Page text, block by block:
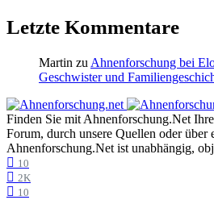
Letzte Kommentare
Martin zu Ahnenforschung bei
Geschwister und
Finden Sie mit Ahnenforschung.Net
Forum, durch unsere Quellen oder über
Ahnenforschung.Net ist unabhängig,
10
2K
10